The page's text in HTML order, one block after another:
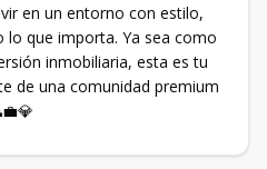
en un entorno con estilo,
lo que importa. Ya sea como
inmobiliaria, esta es tu
de una comunidad premium